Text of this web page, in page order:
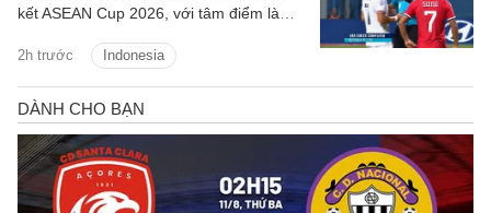
2h trước Indonesia
kết ASEAN Cup 2026, với tâm điểm là
Salim.